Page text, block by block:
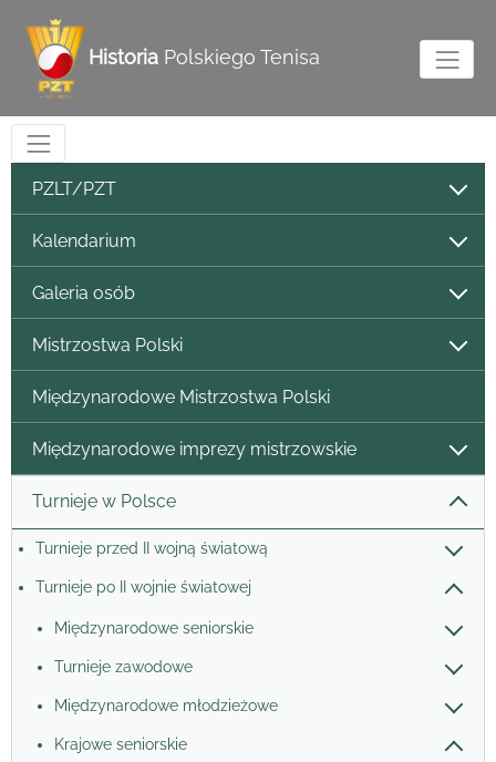
Historia Polskiego Tenisa
PZLT/PZT
Kalendarium
Galeria osób
Mistrzostwa Polski
Międzynarodowe Mistrzostwa Polski
Międzynarodowe imprezy mistrzowskie
Turnieje w Polsce
Turnieje przed II wojną światową
Turnieje po II wojnie światowej
Międzynarodowe seniorskie
Turnieje zawodowe
Międzynarodowe młodzieżowe
Krajowe seniorskie